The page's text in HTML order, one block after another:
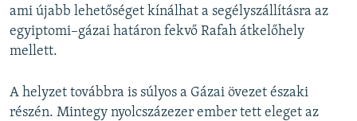
ami újabb lehetőséget kínálhat a segélyszállításra az
egyiptomi–gázai határon fekvő Rafah átkelőhely
mellett.
A helyzet továbbra is súlyos a Gázai övezet északi
részén. Mintegy nyolcszázezer ember tett eleget az